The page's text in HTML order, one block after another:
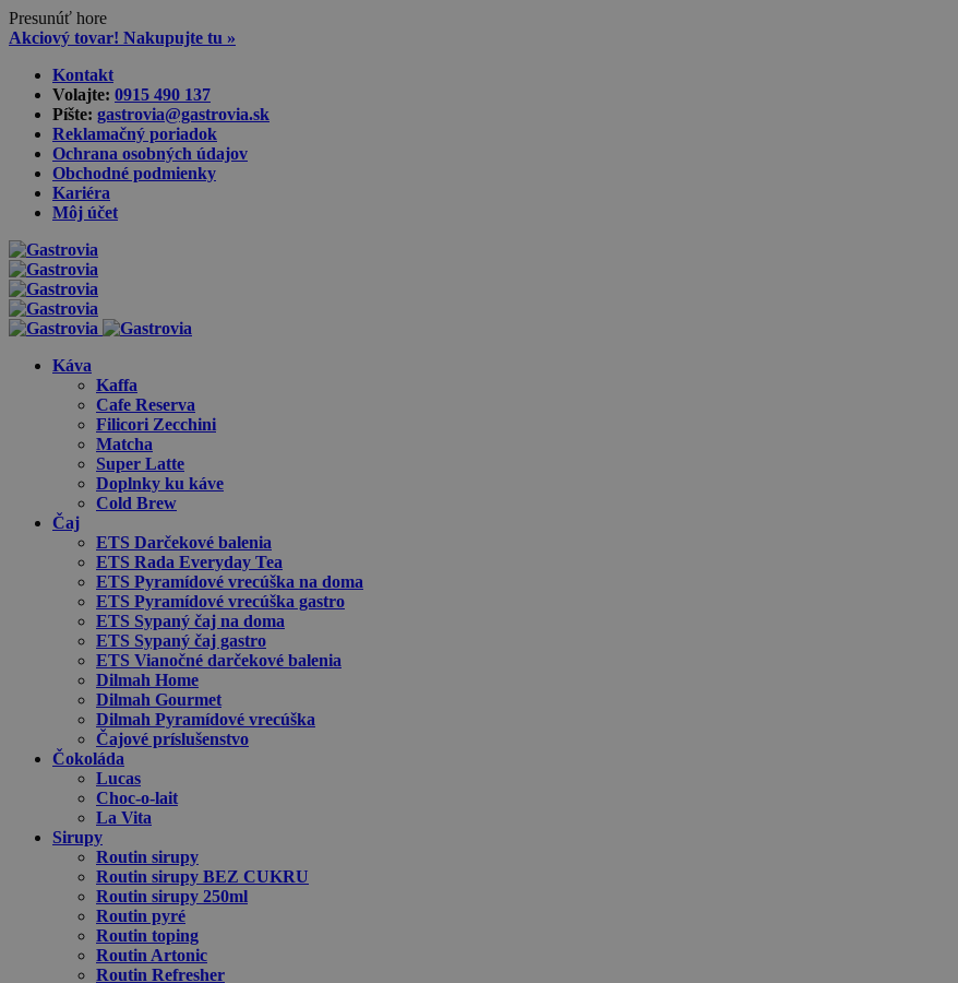
Presunúť hore
Akciový tovar! Nakupujte tu »
content
Kontakt
Volajte: 0915 490 137‬
Píšte: gastrovia@gastrovia.sk‬
Reklamačný poriadok
Ochrana osobných údajov
Obchodné podmienky
Kariéra
Môj účet
Káva
Kaffa
Cafe Reserva
Filicori Zecchini
Matcha
Super Latte
Doplnky ku káve
Cold Brew
Čaj
ETS Darčekové balenia
ETS Rada Everyday Tea
ETS Pyramídové vrecúška na doma
ETS Pyramídové vrecúška gastro
ETS Sypaný čaj na doma
ETS Sypaný čaj gastro
ETS Vianočné darčekové balenia
Dilmah Home
Dilmah Gourmet
Dilmah Pyramídové vrecúška
Čajové príslušenstvo
Čokoláda
Lucas
Choc-o-lait
La Vita
Sirupy
Routin sirupy
Routin sirupy BEZ CUKRU
Routin sirupy 250ml
Routin pyré
Routin toping
Routin Artonic
Routin Refresher